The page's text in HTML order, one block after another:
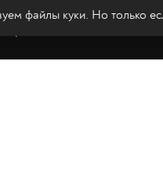
файлы куки. Но только